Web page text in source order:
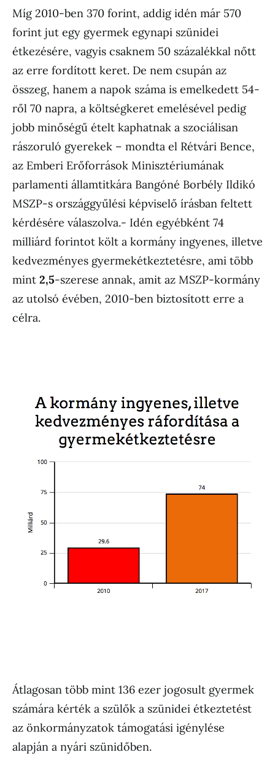
Míg 2010-ben 370 forint, addig idén már 570
forint jut egy gyermek egynapi szünidei
étkezésére, vagyis csaknem 50 százalékkal nőtt
az erre fordított keret. De nem csupán az
összeg, hanem a napok száma is emelkedett 54-
ről 70 napra, a költségkeret emelésével pedig
jobb minőségű ételt kaphatnak a szociálisan
rászoruló gyerekek – mondta el Rétvári Bence,
az Emberi Erőforrások Minisztériumának
parlamenti államtitkára Bangóné Borbély Ildikó
MSZP-s országgyűlési képviselő írásban feltett
kérdésére válaszolva.- Idén egyébként 74
milliárd forintot költ a kormány ingyenes, illetve
kedvezményes gyermekétkeztetésre, ami több
mint 2,5-szerese annak, amit az MSZP-kormány
az utolsó évében, 2010-ben biztosított erre a
célra.
Átlagosan több mint 136 ezer jogosult gyermek
számára kérték a szülők a szünidei étkeztetést
az önkormányzatok támogatási igénylése
alapján a nyári szünidőben.